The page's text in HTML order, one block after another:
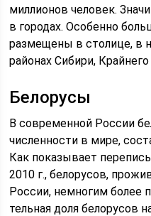
миллионов человек.
в городах. Особенно
размещены в столице, в
районах Сибири,
Белорусы
В современной России
численности в мире,
Как показывает
2010 г., белорусов,
России, немногим более
тель­ная доля бе­ло­ру­сов